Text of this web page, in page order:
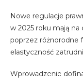
Nowe regulacje
w 2025 roku mają
poprzez różnorodne
elastyczność
Wprowadzenie